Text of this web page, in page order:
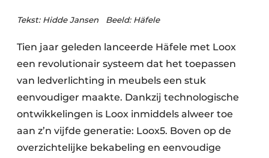
Tekst: Hidde Jansen Beeld: Häfele
Tien jaar geleden lanceerde Häfele met Loox
een revolutionair systeem dat het toepassen
van ledverlichting in meubels een stuk
eenvoudiger maakte. Dankzij technologische
ontwikkelingen is Loox inmiddels alweer toe
aan z’n vijfde generatie: Loox5. Boven op de
overzichtelijke bekabeling en eenvoudige